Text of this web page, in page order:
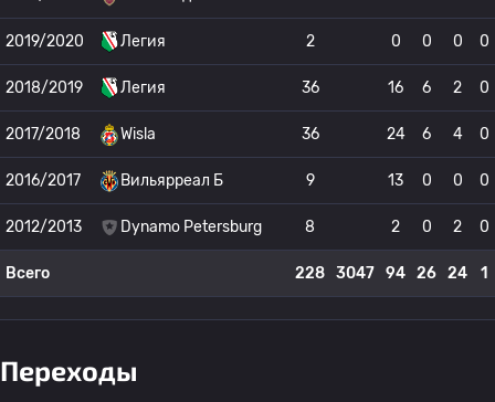
2019/2020 Легия 2 0 0 0 0
2018/2019 Легия 36 16 6 2 0
2017/2018 Wisla 36 24 6 4 0
2016/2017 Вильярреал Б 9 13 0 0 0
2012/2013 Dynamo Petersburg 8 2 0 2 0
Всего 228 3047 94 26 24 1
Переходы